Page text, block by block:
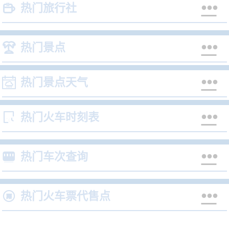
 热门旅行社 
 热门景点 
 热门景点天气 
 热门火车时刻表 
 热门车次查询 
 热门火车票代售点 